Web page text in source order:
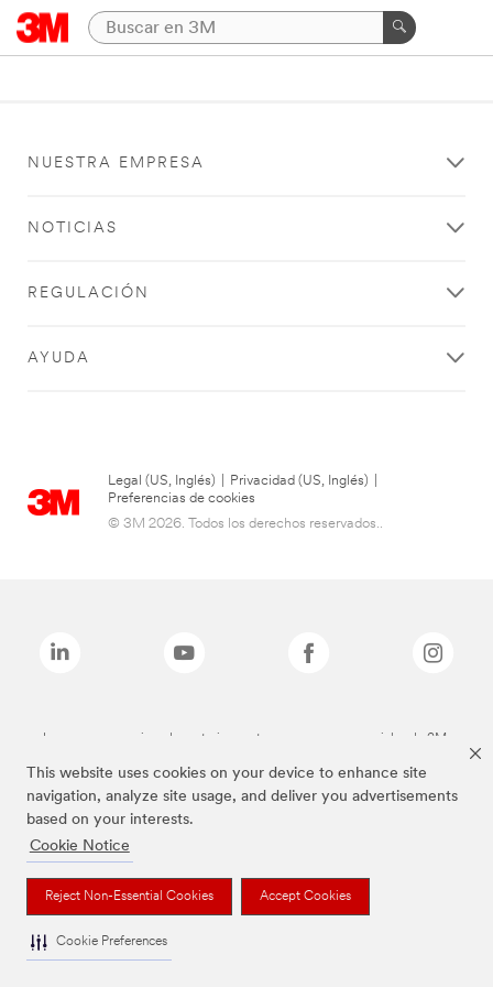
This website uses cookies on your device to enhance site
navigation, analyze site usage, and deliver you advertisements
based on your interests.
Cookie Notice
Reject Non-Essential Cookies Accept Cookies
Cookie Preferences
NUESTRA EMPRESA
NOTICIAS
REGULACIÓN
AYUDA
Legal (US, Inglés) Privacidad (US, Inglés)
Preferencias de cookies
© 3M 2026. Todos los derechos reservados..
Las marcas mencionadas anteriormente son marcas comerciales de 3M.